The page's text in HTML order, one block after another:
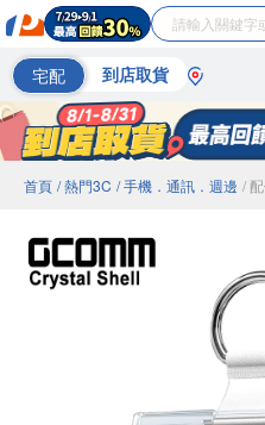
宅配 到店取貨
首頁 / 熱門3C / 手機．通訊．週邊 /